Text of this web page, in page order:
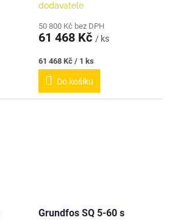
dodavatele
50 800 Kč bez DPH
61 468 Kč / ks
Měrná
cena:
61 468 Kč / 1 ks
Do košíku
Grundfos SQ 5-60 s